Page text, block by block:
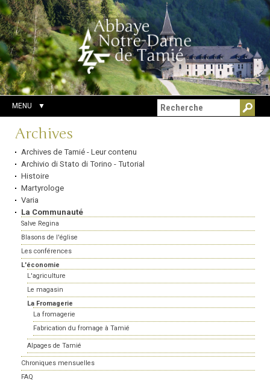
Aller
au
contenu.
|
Aller
à
la
navigation
Outils
personnels
Chercher par
Recherche
avancée…
MENU
Navigation
Archives
Archives de Tamié - Leur contenu
Archivio di Stato di Torino - Tutorial
Histoire
Martyrologe
Varia
La Communauté
Salve Regina
Blasons de l'église
Les conférences
L'économie
L'agriculture
Le magasin
La Fromagerie
La fromagerie
Fabrication du fromage à Tamié
Alpages de Tamié
Chroniques mensuelles
FAQ